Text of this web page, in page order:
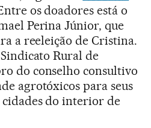
os doadores está o
Perina Júnior, que
a reeleição de Cristina.
Rural de
do conselho consultivo
agrotóxicos para seus
cidades do interior de